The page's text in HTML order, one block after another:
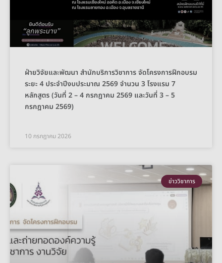
ฝ่ายวิจัยและพัฒนา สำนักบริการวิชาการ จัดโครงการฝึกอบรม
ระยะ 4 ประจำปีงบประมาณ 2569 จำนวน 3 โรงแรม 7
หลักสูตร (วันที่ 2 – 4 กรกฎาคม 2569 และวันที่ 3 – 5
กรกฎาคม 2569)
10 กรกฎาคม 2026
ข่าววิชาการ